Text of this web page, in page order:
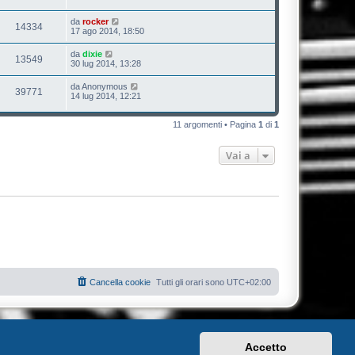
Accetto
14334 da rocker
17 ago 2014, 18:50
13549 da dixie
30 lug 2014, 13:28
39771 daAnonymous
14 lug 2014, 12:21
11 argomenti • Pagina 1 di 1
Vai a
Tutti gli orari sono UTC+02:00
Cancella cookie